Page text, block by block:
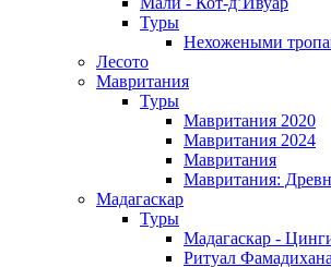
Туры
Нехожеными
Лесото
Мавритания
Туры
Мавритания 2020
Мавритания 2024
Мавритания
Мавритания:
Мадагаскар
Туры
Мадагаскар -
Ритуал